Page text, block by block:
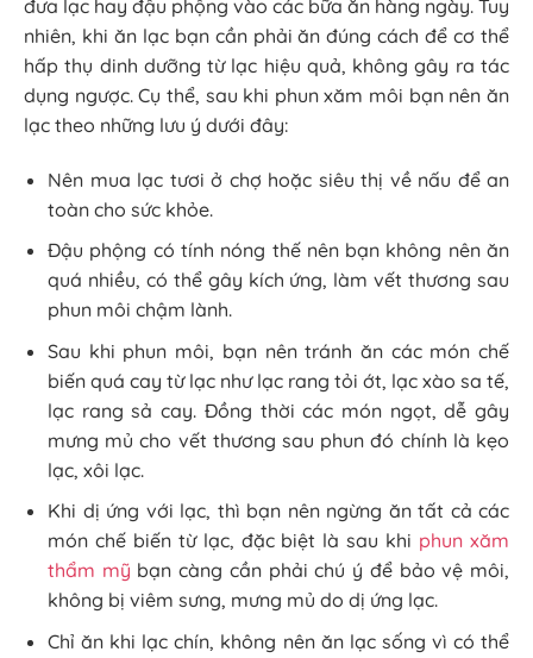
đưa lạc hay đậu phộng vào các bữa ăn hàng ngày. Tuy
nhiên, khi ăn lạc bạn cần phải ăn đúng cách để cơ thể
hấp thụ dinh dưỡng từ lạc hiệu quả, không gây ra tác
dụng ngược. Cụ thể, sau khi phun xăm môi bạn nên ăn
lạc theo những lưu ý dưới đây:
Nên mua lạc tươi ở chợ hoặc siêu thị về nấu để an
toàn cho sức khỏe.
Đậu phộng có tính nóng thế nên bạn không nên ăn
quá nhiều, có thể gây kích ứng, làm vết thương sau
phun môi chậm lành.
Sau khi phun môi, bạn nên tránh ăn các món chế
biến quá cay từ lạc như lạc rang tỏi ớt, lạc xào sa tế,
lạc rang sả cay. Đồng thời các món ngọt, dễ gây
mưng mủ cho vết thương sau phun đó chính là kẹo
lạc, xôi lạc.
Khi dị ứng với lạc, thì bạn nên ngừng ăn tất cả các
món chế biến từ lạc, đặc biệt là sau khi phun xăm
thẩm mỹ bạn càng cần phải chú ý để bảo vệ môi,
không bị viêm sưng, mưng mủ do dị ứng lạc.
Chỉ ăn khi lạc chín, không nên ăn lạc sống vì có thể